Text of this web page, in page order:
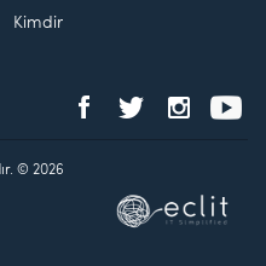
Kimdir
© 2026